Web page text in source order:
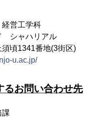
営工学科
ャハリアル
1341番地(3街区)
u.ac.jp/
るお問い合わせ先